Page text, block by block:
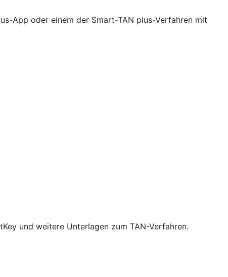
App oder einem der Smart-TAN plus-Verfahren mit
und weitere Unterlagen zum TAN-Verfahren.